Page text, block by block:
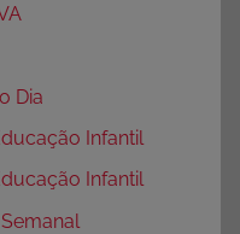
Dia
Infantil
Infantil